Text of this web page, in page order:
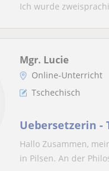
Ich wurde
Mgr. Lucie
Online-Unterricht
Tschechisch
Uebersetzerin -
Hallo Zusammen,
in Pilsen. An der